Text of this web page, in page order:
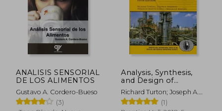
40%
dcto.
45%
dcto.
ANALISIS SENSORIAL
DE LOS ALIMENTOS
Gustavo A. Cordero-Bueso
(3)
Analysis, Synthesis,
and Design of
Chemical Processes
(Prentice Hall
International Series in
Richard Turton; Joseph A.
Shaeiwitz; Debangsu
Bhattacharyya; Wallace B.
(1)